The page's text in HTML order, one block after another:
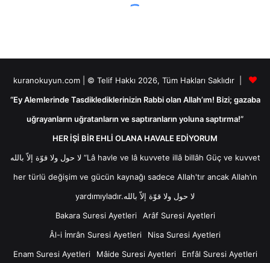
kuranokuyun.com | © Telif Hakkı 2026, Tüm Hakları Saklıdır |
“Ey Alemlerinde Tasdiklediklerinizin Rabbi olan Allah’ım! Bizi; gazaba
uğrayanların uğratanların ve saptıranların yoluna saptırma!”
HER İŞİ BİR EHLİ OLANA HAVALE EDİYORUM
لا حول ولا قوّة إلاّ بالله “Lâ havle ve lâ kuvvete illâ billâh Güç ve kuvvet
her türlü değişim ve gücün kaynağı sadece Allah'tır ancak Allah’ın
yardımıyladır.لا حول ولا قوّة إلاّ بالله
Bakara Suresi Ayetleri
Arâf Suresi Ayetleri
Âl-i İmrân Suresi Ayetleri
Nisa Suresi Ayetleri
Enam Suresi Ayetleri
Mâide Suresi Ayetleri Enfâl Suresi Ayetleri